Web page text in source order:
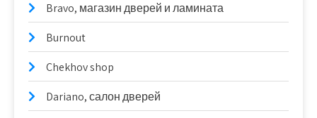
Bravo, магазин дверей и ламината
Burnout
Chekhov shop
Dariano, салон дверей